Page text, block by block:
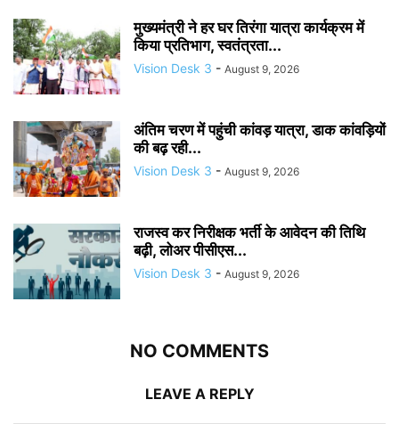
मुख्यमंत्री ने हर घर तिरंगा यात्रा कार्यक्रम में
किया प्रतिभाग, स्वतंत्रता...
Vision Desk 3 - August 9, 2026
अंतिम चरण में पहुंची कांवड़ यात्रा, डाक कांवड़ियों
की बढ़ रही...
Vision Desk 3 - August 9, 2026
राजस्व कर निरीक्षक भर्ती के आवेदन की तिथि
बढ़ी, लोअर पीसीएस...
Vision Desk 3 - August 9, 2026
NO COMMENTS
LEAVE A REPLY